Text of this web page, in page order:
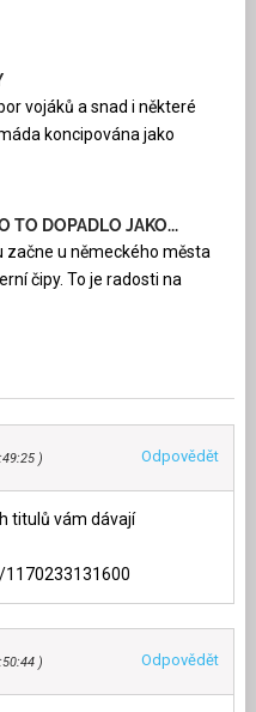
vojáků a snad i některé
koncipována jako
TO DOPADLO JAKO...
začne u německého města
čipy. To je radosti na
Odpovědět
titulů vám dávají
Odpovědět